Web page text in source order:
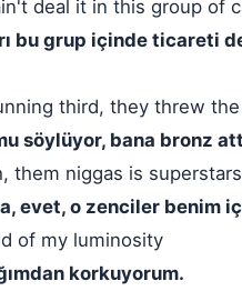
deal it in this group of
bu grup içinde ticareti
third, they threw
söylüyor, bana bronz
them niggas is
evet, o zenciler benim
of my luminosity
korkuyorum.